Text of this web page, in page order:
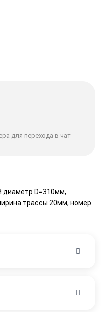
для перехода в чат
диаметр D=310мм,
трассы 20мм, номер